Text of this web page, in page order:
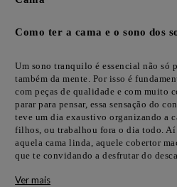
Como ter a cama e o sono dos
Um sono tranquilo é essencial não só
também da mente. Por isso é
com peças de qualidade e com muito
parar para pensar, essa sensação do
teve um dia exaustivo organizando a
filhos, ou trabalhou fora o dia todo.
aquela cama linda, aquele cobertor
que te convidando a desfrutar do
Ver mais